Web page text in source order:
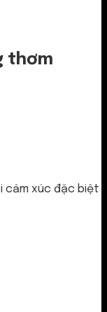
thơm
cảm xúc đặc biệt